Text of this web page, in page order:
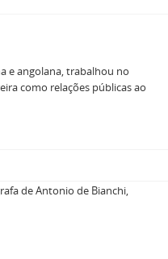
e angolana, trabalhou no
como relações públicas ao
de Antonio de Bianchi,